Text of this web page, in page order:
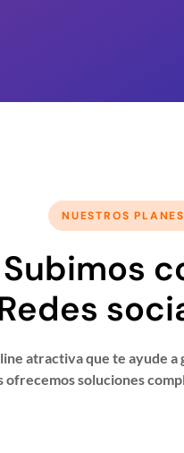
NUESTROS PLANES
atractiva que te ayude
ofrecemos soluciones